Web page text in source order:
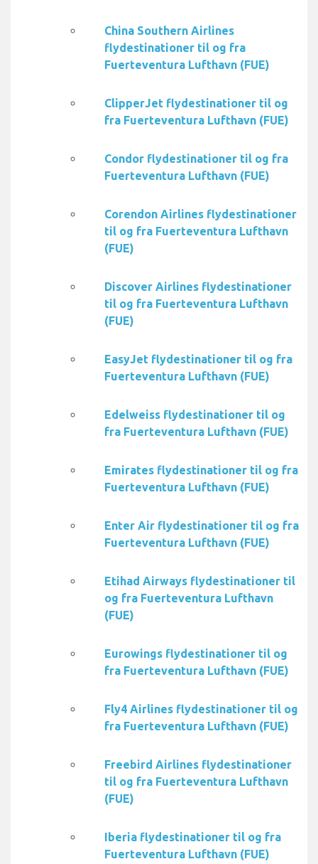
China Southern Airlines
flydestinationer til og fra
Fuerteventura Lufthavn (FUE)
ClipperJet flydestinationer til og
fra Fuerteventura Lufthavn (FUE)
Condor flydestinationer til og fra
Fuerteventura Lufthavn (FUE)
Corendon Airlines flydestinationer
til og fra Fuerteventura Lufthavn
(FUE)
Discover Airlines flydestinationer
til og fra Fuerteventura Lufthavn
(FUE)
EasyJet flydestinationer til og fra
Fuerteventura Lufthavn (FUE)
Edelweiss flydestinationer til og
fra Fuerteventura Lufthavn (FUE)
Emirates flydestinationer til og fra
Fuerteventura Lufthavn (FUE)
Enter Air flydestinationer til og fra
Fuerteventura Lufthavn (FUE)
Etihad Airways flydestinationer til
og fra Fuerteventura Lufthavn
(FUE)
Eurowings flydestinationer til og
fra Fuerteventura Lufthavn (FUE)
Fly4 Airlines flydestinationer til og
fra Fuerteventura Lufthavn (FUE)
Freebird Airlines flydestinationer
til og fra Fuerteventura Lufthavn
(FUE)
Iberia flydestinationer til og fra
Fuerteventura Lufthavn (FUE)